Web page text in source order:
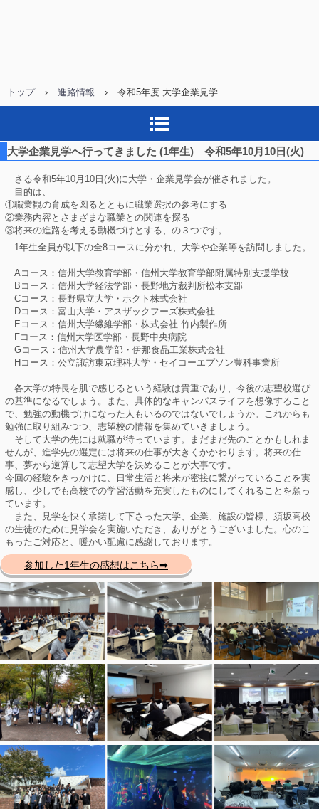
トップ › 進路情報 › 令和5年度 大学企業見学
大学企業見学へ行ってきました (1年生) 令和5年10月10日(火)
さる令和5年10月10日(火)に大学・企業見学会が催されました。
目的は、
①職業観の育成を図るとともに職業選択の参考にする
②業務内容とさまざまな職業との関連を探る
③将来の進路を考える動機づけとする、の３つです。
1年生全員が以下の全8コースに分かれ、大学や企業等を訪問しました。
Aコース：信州大学教育学部・信州大学教育学部附属特別支援学校
Bコース：信州大学経法学部・長野地方裁判所松本支部
Cコース：長野県立大学・ホクト株式会社
Dコース：富山大学・アスザックフーズ株式会社
Eコース：信州大学繊維学部・株式会社 竹内製作所
Fコース：信州大学医学部・長野中央病院
Gコース：信州大学農学部・伊那食品工業株式会社
Hコース：公立諏訪東京理科大学・セイコーエプソン豊科事業所
各大学の特長を肌で感じるという経験は貴重であり、今後の志望校選び
の基準になるでしょう。また、具体的なキャンパスライフを想像すること
で、勉強の動機づけになった人もいるのではないでしょうか。これからも
勉強に取り組みつつ、志望校の情報を集めていきましょう。
そして大学の先には就職が待っています。まだまだ先のことかもしれま
せんが、進学先の選定には将来の仕事が大きくかかわります。将来の仕
事、夢から逆算して志望大学を決めることが大事です。
今回の経験をきっかけに、日常生活と将来が密接に繋がっていることを実
感し、少しでも高校での学習活動を充実したものにしてくれることを願っ
ています。
また、見学を快く承諾して下さった大学、企業、施設の皆様、須坂高校
の生徒のために見学会を実施いただき、ありがとうございました。心のこ
もったご対応と、暖かい配慮に感謝しております。
参加した1年生の感想はこちら➡